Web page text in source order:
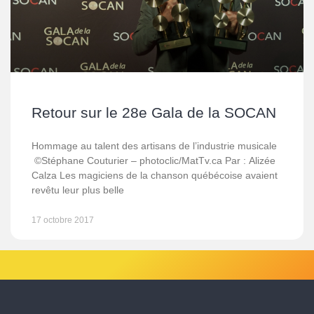
Retour sur le 28e Gala de la SOCAN
Hommage au talent des artisans de l’industrie musicale
©Stéphane Couturier – photoclic/MatTv.ca Par : Alizée
Calza Les magiciens de la chanson québécoise avaient
revêtu leur plus belle
17 octobre 2017